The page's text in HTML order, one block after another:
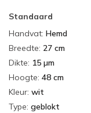
Standaard
Handvat: Hemd
Breedte: 27 cm
Dikte: 15 µm
Hoogte: 48 cm
Kleur: wit
Type: geblokt